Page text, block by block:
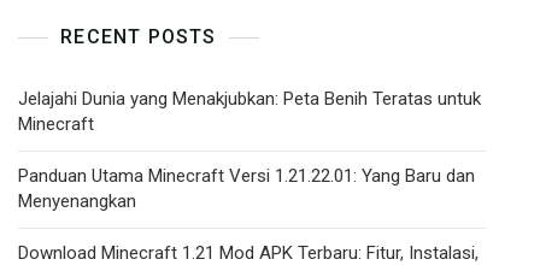
RECENT POSTS
Jelajahi Dunia yang Menakjubkan: Peta Benih Teratas untuk
Minecraft
Panduan Utama Minecraft Versi 1.21.22.01: Yang Baru dan
Menyenangkan
Download Minecraft 1.21 Mod APK Terbaru: Fitur, Instalasi,